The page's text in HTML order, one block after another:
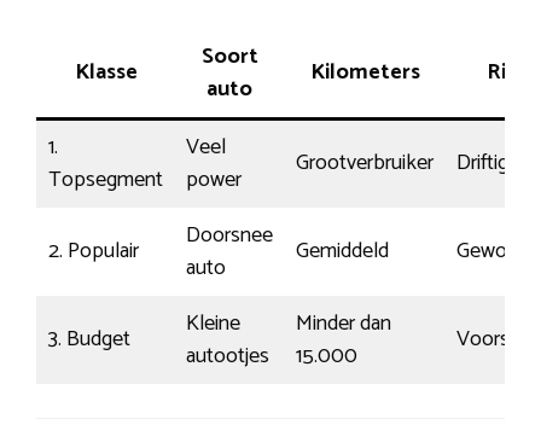
Klasse
Soort
auto
Kilometers
1.
Topsegment
Veel
power
Grootverbruiker Driftig
2. Populair
Doorsnee
auto
Gemiddeld Gewoon
3. Budget
Kleine
autootjes
Minder dan
15.000